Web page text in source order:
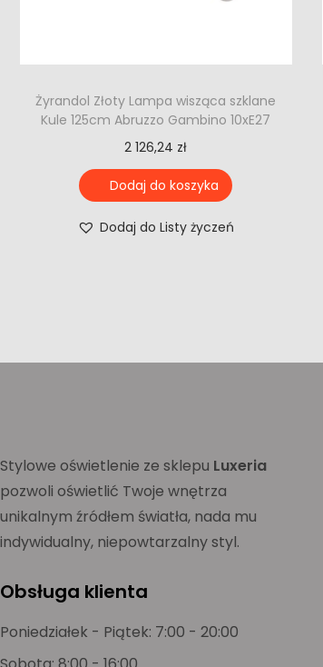
Żyrandol Złoty Lampa wisząca szklane
Kule 125cm Abruzzo Gambino 10xE27
2 126,24 zł
Dodaj do koszyka
Dodaj do Listy życzeń
Stylowe oświetlenie ze sklepu Luxeria
pozwoli oświetlić Twoje wnętrza
unikalnym źródłem światła, nada mu
indywidualny, niepowtarzalny styl.
Obsługa klienta
Poniedziałek - Piątek: 7:00 - 20:00